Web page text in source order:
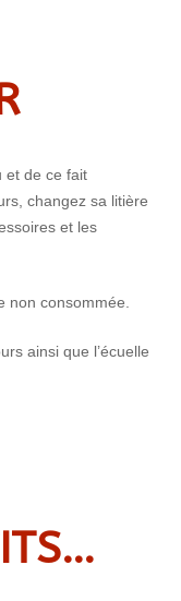
et de ce fait
changez sa litière
et les
non consommée.
ainsi que l’écuelle